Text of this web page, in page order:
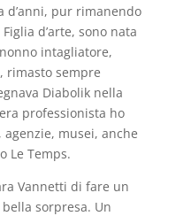
d’anni, pur rimanendo
d’arte, sono nata
intagliatore,
rimasto sempre
Diabolik nella
professionista ho
musei, anche
Le Temps.
Vannetti di fare un
sorpresa. Un